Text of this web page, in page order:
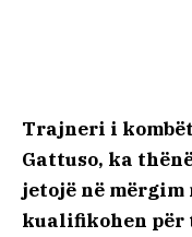
Trajneri i
Gattuso, ka
jetojë në
kualifikohen për